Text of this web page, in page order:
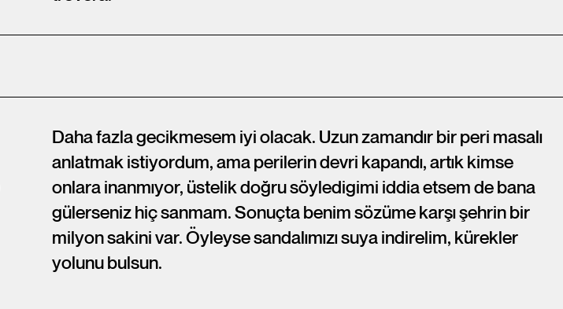
Daha fazla gecikmesem iyi olacak. Uzun zamandır bir peri masalı
anlatmak istiyordum, ama perilerin devri kapandı, artık kimse
onlara inanmıyor, üstelik doğru söyledigimi iddia etsem de bana
gülerseniz hiç sanmam. Sonuçta benim sözüme karşı şehrin bir
milyon sakini var. Öyleyse sandalımızı suya indirelim, kürekler
yolunu bulsun.